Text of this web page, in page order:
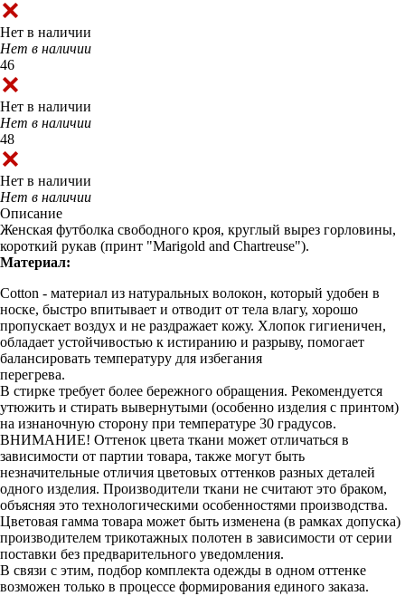
Нет в наличии
Нет в наличии
46
Нет в наличии
Нет в наличии
48
Нет в наличии
Нет в наличии
Описание
Женская футболка свободного кроя, круглый вырез горловины,
короткий рукав (принт "Marigold and Chartreuse").
Материал:
Cotton - материал из натуральных волокон, который удобен в
носке, быстро впитывает и отводит от тела влагу, хорошо
пропускает воздух и не раздражает кожу. Хлопок гигиеничен,
обладает устойчивостью к истиранию и разрыву, помогает
балансировать температуру для избегания
перегрева.
В стирке требует более бережного обращения. Рекомендуется
утюжить и стирать вывернутыми (особенно изделия с принтом)
на изнаночную сторону при температуре 30 градусов.
ВНИМАНИЕ! Оттенок цвета ткани может отличаться в
зависимости от партии товара, также могут быть
незначительные отличия цветовых оттенков разных деталей
одного изделия. Производители ткани не считают это браком,
объясняя это технологическими особенностями производства.
Цветовая гамма товара может быть изменена (в рамках допуска)
производителем трикотажных полотен в зависимости от серии
поставки без предварительного уведомления.
В связи с этим, подбор комплекта одежды в одном оттенке
возможен только в процессе формирования единого заказа.